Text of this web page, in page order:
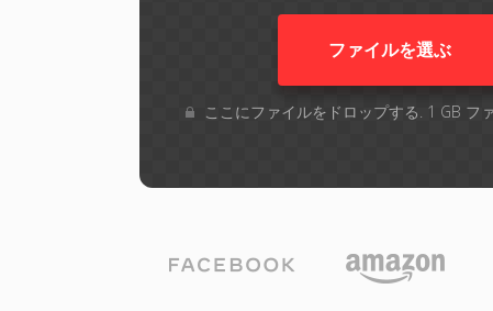
ファイルを選ぶ
ここにファイルをドロップする. 1 GB フ